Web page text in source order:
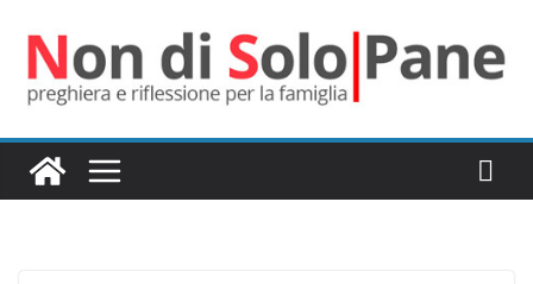
contenuto